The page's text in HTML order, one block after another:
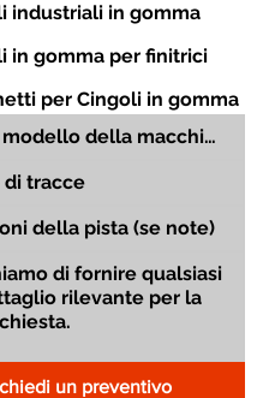
industriali in gomma
in gomma per finitrici
per Cingoli in gomma
un preventivo